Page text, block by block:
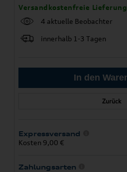
Versandkostenfreie Lieferung
4 aktuelle Beobachter
innerhalb 1-3 Tagen
Zurück
Expressversand
Kosten 9,00 €
Zahlungsarten